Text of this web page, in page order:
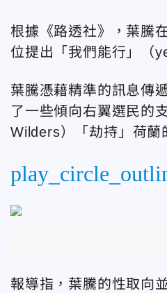
根據《路透社》，葉騰
位提出「我們能行」（
葉騰憑藉精準的訊息傳
了一些傾向右翼選民的
Wilders）
「劫持」荷蘭
報導指，葉騰的性取向